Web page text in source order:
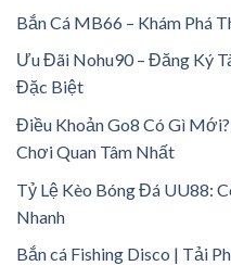
Bắn Cá MB66 – Khám Phá
Ưu Đãi Nohu90 – Đăng Ký
Đặc Biệt
Điều Khoản Go8 Có Gì
Chơi Quan Tâm Nhất
Tỷ Lệ Kèo Bóng Đá UU88:
Nhanh
Bắn cá Fishing Disco | Tải